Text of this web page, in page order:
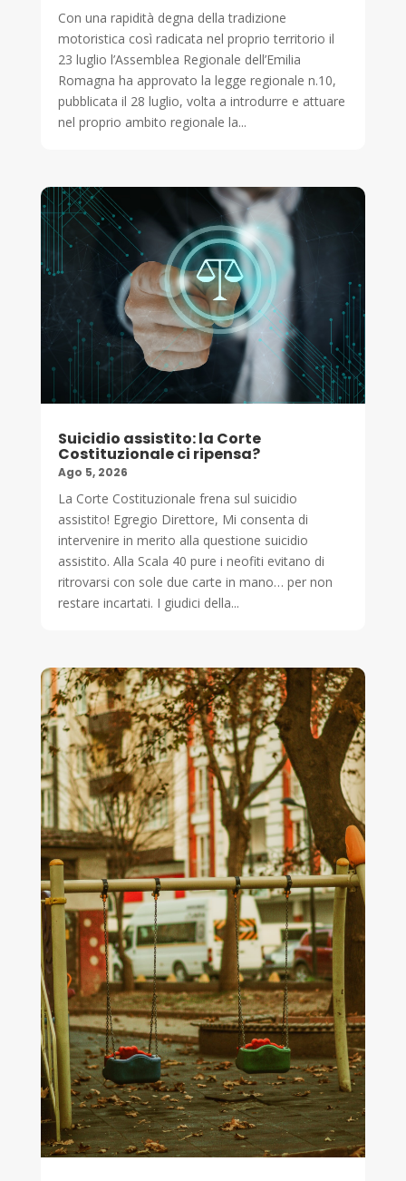
Con una rapidità degna della tradizione
motoristica così radicata nel proprio territorio il
23 luglio l’Assemblea Regionale dell’Emilia
Romagna ha approvato la legge regionale n.10,
pubblicata il 28 luglio, volta a introdurre e attuare
nel proprio ambito regionale la...
Suicidio assistito: la Corte
Costituzionale ci ripensa?
Ago 5, 2026
La Corte Costituzionale frena sul suicidio
assistito! Egregio Direttore, Mi consenta di
intervenire in merito alla questione suicidio
assistito. Alla Scala 40 pure i neofiti evitano di
ritrovarsi con sole due carte in mano… per non
restare incartati. I giudici della...